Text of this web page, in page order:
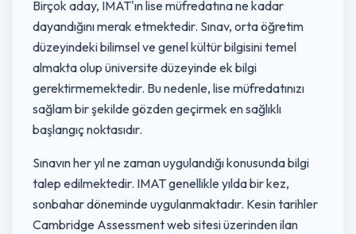
Birçok aday, IMAT'ın lise müfredatına ne kadar
dayandığını merak etmektedir. Sınav, orta öğretim
düzeyindeki bilimsel ve genel kültür bilgisini temel
almakta olup üniversite düzeyinde ek bilgi
gerektirmemektedir. Bu nedenle, lise müfredatınızı
sağlam bir şekilde gözden geçirmek en sağlıklı
başlangıç noktasıdır.
Sınavın her yıl ne zaman uygulandığı konusunda bilgi
talep edilmektedir. IMAT genellikle yılda bir kez,
sonbahar döneminde uygulanmaktadır. Kesin tarihler
Cambridge Assessment web sitesi üzerinden ilan